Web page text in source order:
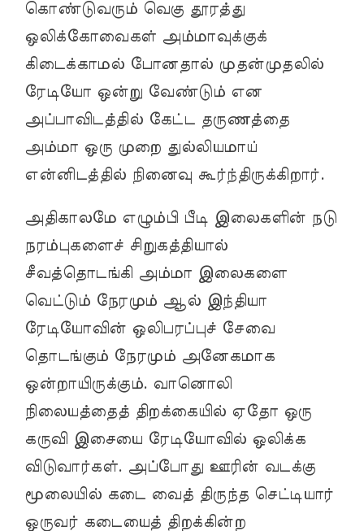
கொண்டுவரும் வெகு தூரத்து
ஒலிக்கோவைகள் அம்மாவுக்குக்
கிடைக்காமல் போனதால் முதன்முதலில்
ரேடியோ ஒன்று வேண்டும் என
அப்பாவிடத்தில் கேட்ட தருணத்தை
அம்மா ஒரு முறை துல்லியமாய்
என்னிடத்தில் நினைவு கூர்ந்திருக்கிறார்.
அதிகாலமே எழும்பி பீடி இலைகளின் நடு
நரம்புகளைச் சிறுகத்தியால்
சீவத்தொடங்கி அம்மா இலைகளை
வெட்டும் நேரமும் ஆல் இந்தியா
ரேடியோவின் ஒலிபரப்புச் சேவை
தொடங்கும் நேரமும் அனேகமாக
ஒன்றாயிருக்கும். வானொலி
நிலையத்தைத் திறக்கையில் ஏதோ ஒரு
கருவி இசையை ரேடியோவில் ஒலிக்க
விடுவார்கள். அப்போது ஊரின் வடக்கு
மூலையில் கடை வைத் திருந்த செட்டியார்
ஒருவர் கடையைத் திறக்கின்ற